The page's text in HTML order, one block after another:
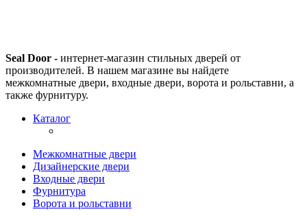
Seal Door - интернет-магазин стильных дверей от
производителей. В нашем магазине вы найдете
межкомнатные двери, входные двери, ворота и рольставни, а
также фурнитуру.
Каталог
Межкомнатные двери
Дизайнерские двери
Входные двери
Фурнитура
Ворота и рольставни